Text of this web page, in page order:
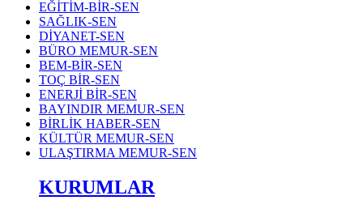
EĞİTİM-BİR-SEN
SAĞLIK-SEN
DİYANET-SEN
BÜRO MEMUR-SEN
BEM-BİR-SEN
TOÇ BİR-SEN
ENERJİ BİR-SEN
BAYINDIR MEMUR-SEN
BİRLİK HABER-SEN
KÜLTÜR MEMUR-SEN
ULAŞTIRMA MEMUR-SEN
KURUMLAR